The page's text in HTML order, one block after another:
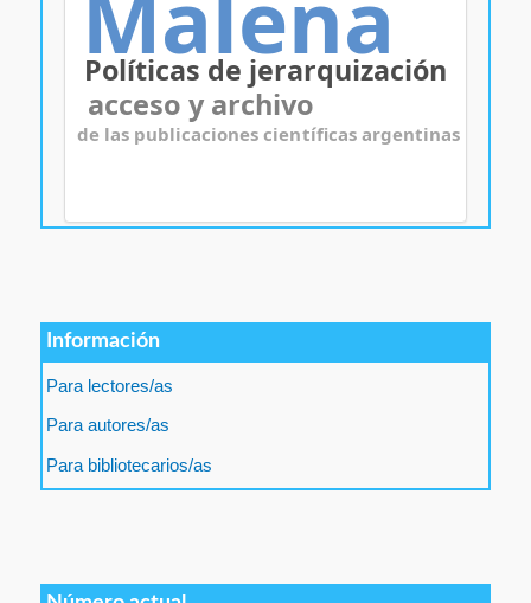
Información
Para lectores/as
Para autores/as
Para bibliotecarios/as